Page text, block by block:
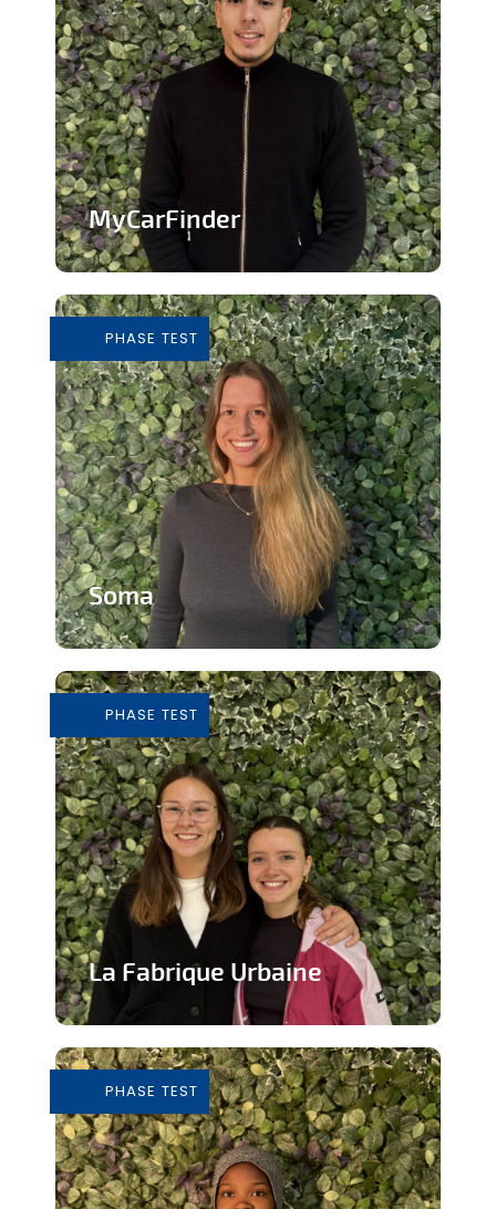
MyCarFinder
d'occasion
En savoir plus
PHASE TEST
Soma
immersive
En savoir plus
PHASE TEST
La Fabrique Urbaine
outils pour consommer de façon...
En savoir plus
PHASE TEST